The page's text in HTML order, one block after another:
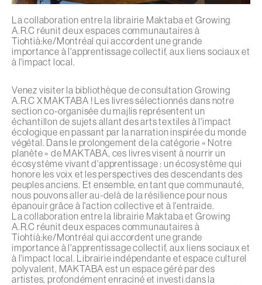
La collaboration entre la librairie Maktaba et Growing
A.R.C réunit deux espaces communautaires à
Tiohtià:ke/Montréal qui accordent une grande
importance à l'apprentissage collectif, aux liens sociaux et
à l'impact local.
Venez visiter la bibliothèque de consultation Growing
A.R.C X MAKTABA ! Les livres sélectionnés dans notre
section co-organisée du majlis représentent un
échantillon de sujets allant des arts textiles à l'impact
écologique en passant par la narration inspirée du monde
végétal. Dans le prolongement de la catégorie « Notre
planète » de MAKTABA, ces livres visent à nourrir un
écosystème vivant d'apprentissage : un écosystème qui
honore les voix et les perspectives des descendants des
peuples anciens. Et ensemble, en tant que communauté,
nous pouvons aller au-delà de la résilience pour nous
épanouir grâce à l'action collective et à l'entraide.
La collaboration entre la librairie Maktaba et Growing
A.R.C réunit deux espaces communautaires à
Tiohtià:ke/Montréal qui accordent une grande
importance à l'apprentissage collectif, aux liens sociaux et
à l'impact local. Librairie indépendante et espace culturel
polyvalent, MAKTABA est un espace géré par des
artistes, profondément enraciné et investi dans la